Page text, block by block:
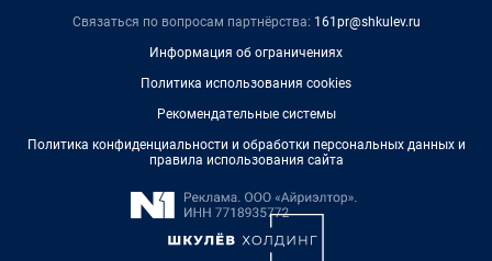
Связаться по вопросам партнёрства: 161pr@shkulev.ru
Информация об ограничениях
Политика использования cookies
Рекомендательные системы
Политика конфиденциальности и обработки персональных данных и
правила использования сайта